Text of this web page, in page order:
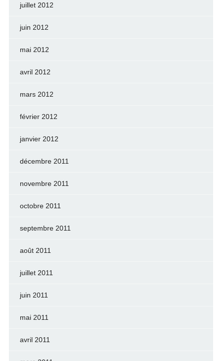
juillet 2012
juin 2012
mai 2012
avril 2012
mars 2012
février 2012
janvier 2012
décembre 2011
novembre 2011
octobre 2011
septembre 2011
août 2011
juillet 2011
juin 2011
mai 2011
avril 2011